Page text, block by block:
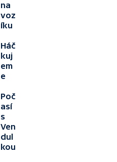
na
voz
íku
Háč
kuj
em
e
Poč
así
s
Ven
dul
kou